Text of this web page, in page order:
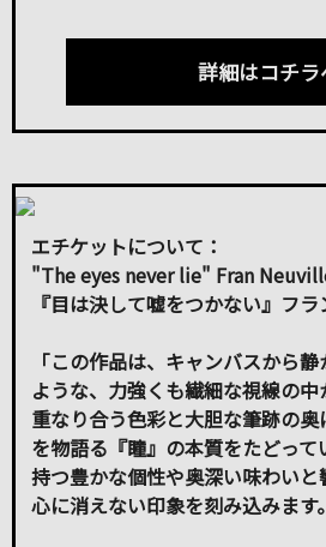
詳細はコチラ
エチケットについて：
"The eyes never lie" Fran
『目は決して嘘をつかない』フ
「この作品は、キャンバスから
ような、力強くも繊細な視線の中
重なり合う色彩と大胆な筆跡の
を物語る『瞳』の本質をたどって
持つ豊かな個性や奥深い味わい
心に消えない印象を刻み込みます